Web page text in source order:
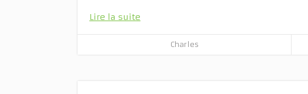
Lire la suite
Charles